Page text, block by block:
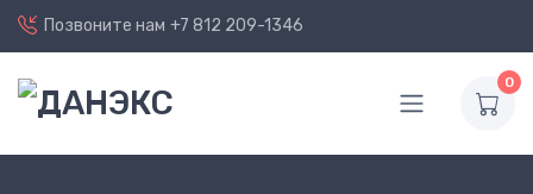
Позвоните нам +7 812 209-1346
0